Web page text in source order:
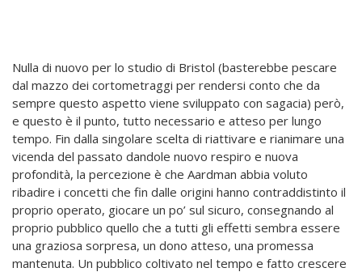
Nulla di nuovo per lo studio di Bristol (basterebbe pescare
dal mazzo dei cortometraggi per rendersi conto che da
sempre questo aspetto viene sviluppato con sagacia) però,
e questo è il punto, tutto necessario e atteso per lungo
tempo. Fin dalla singolare scelta di riattivare e rianimare una
vicenda del passato dandole nuovo respiro e nuova
profondità, la percezione è che Aardman abbia voluto
ribadire i concetti che fin dalle origini hanno contraddistinto il
proprio operato, giocare un po’ sul sicuro, consegnando al
proprio pubblico quello che a tutti gli effetti sembra essere
una graziosa sorpresa, un dono atteso, una promessa
mantenuta. Un pubblico coltivato nel tempo e fatto crescere